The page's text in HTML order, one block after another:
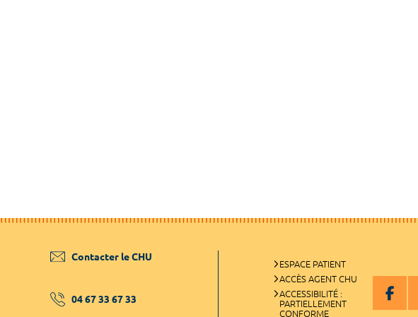
Contacter le CHU
04 67 33 67 33
ESPACE PATIENT
ACCÈS AGENT CHU
ACCESSIBILITÉ :
PARTIELLEMENT
CONFORME